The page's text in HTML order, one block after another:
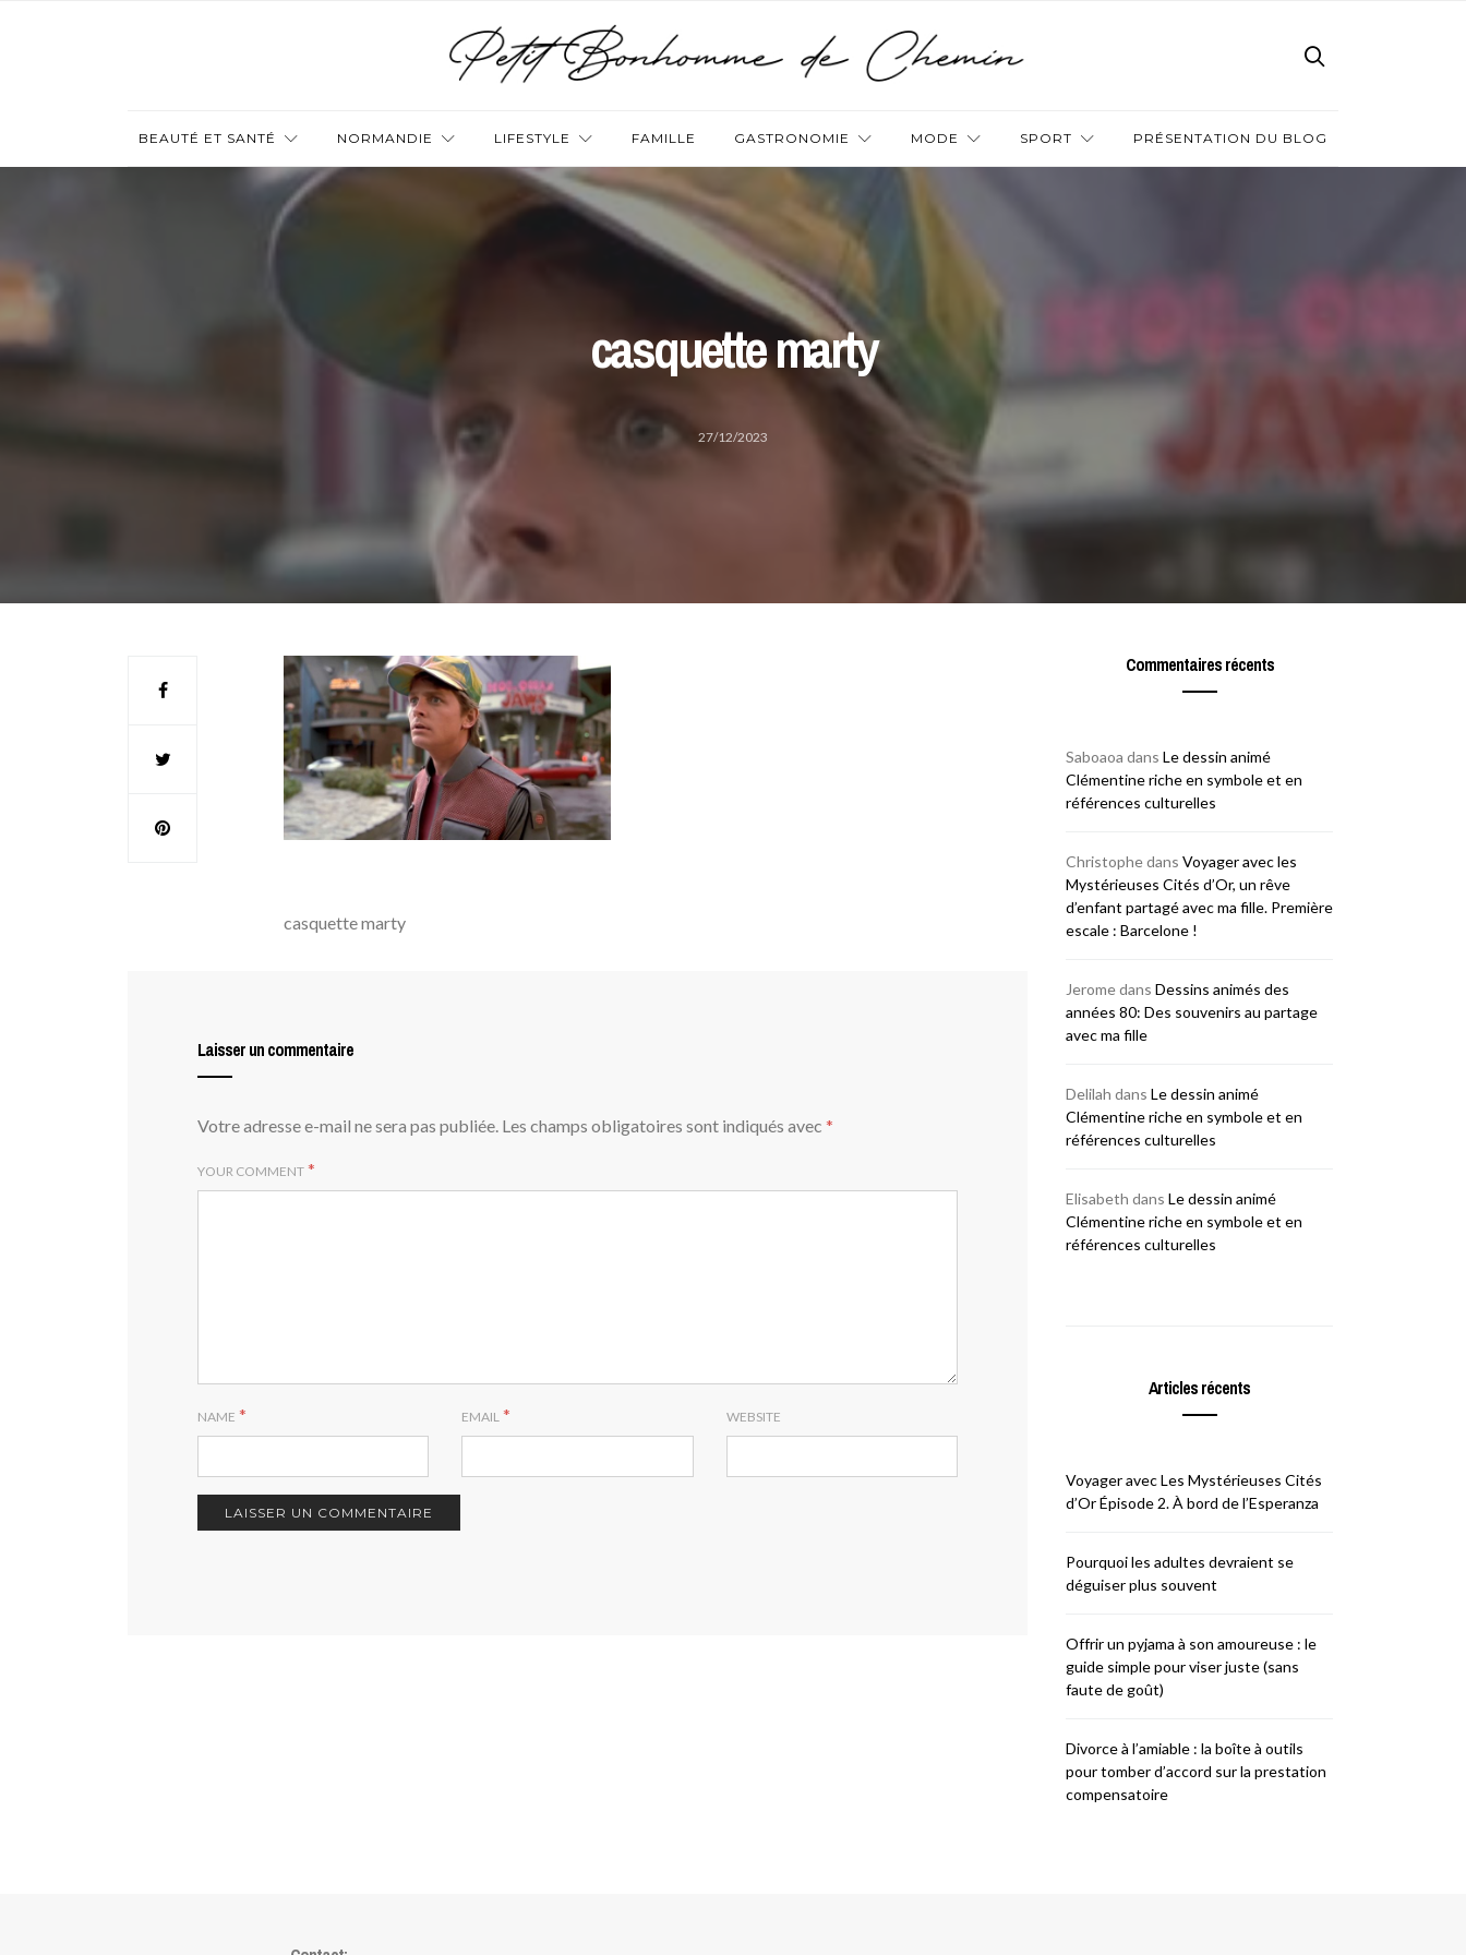
BEAUTÉ ET SANTÉ NORMANDIE LIFESTYLE FAMILLE GASTRONOMIE MODE SPORT PRÉSENTATION DU BLOG
casquette marty
27/12/2023
casquette marty
Laisser un commentaire
Votre adresse e-mail ne sera pas publiée. Les champs obligatoires sont indiqués avec *
YOUR COMMENT *
NAME * EMAIL * WEBSITE
Commentaires récents
Saboaoa dans Le dessin animé
Clémentine riche en symbole et en
références culturelles
Christophedans Voyager avec les
Mystérieuses Cités d’Or, un rêve
d’enfant partagé avec ma fille. Première
escale : Barcelone !
Jeromedans Dessins animés des
années 80: Des souvenirs au partage
avec ma fille
Delilah dans Le dessin animé
Clémentine riche en symbole et en
références culturelles
Elisabeth dans Le dessin animé
Clémentine riche en symbole et en
références culturelles
Articles récents
Voyager avec Les Mystérieuses Cités
d’Or Épisode 2. À bord de l’Esperanza
Pourquoi les adultes devraient se
déguiser plus souvent
Offrir un pyjama à son amoureuse : le
guide simple pour viser juste (sans
faute de goût)
Divorce à l’amiable : la boîte à outils
pour tomber d’accord sur la prestation
compensatoire